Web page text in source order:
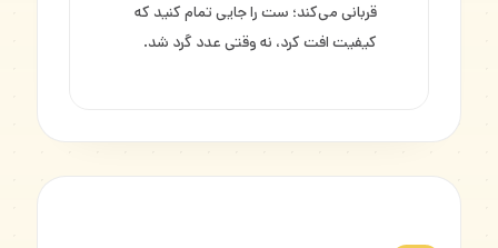
قربانی می‌کند؛ ست را جایی تمام کنید که
کیفیت افت کرد، نه وقتی عدد گرد شد.